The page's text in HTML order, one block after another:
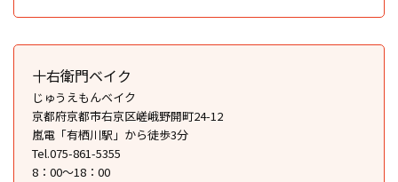
十右衛門ベイク
じゅうえもんベイク
京都府京都市右京区嵯峨野開町24-12
嵐電「有栖川駅」から徒歩3分
Tel.075-861-5355
8：00～18：00